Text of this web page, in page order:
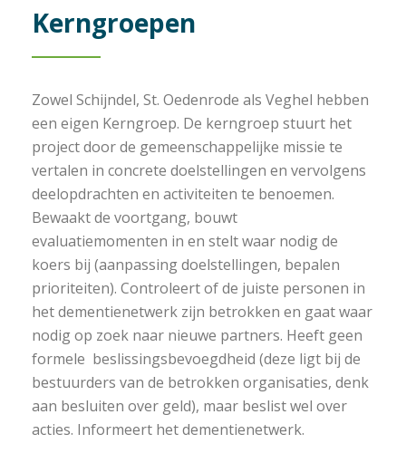
Kerngroepen
Zowel Schijndel, St. Oedenrode als Veghel hebben
een eigen Kerngroep. De kerngroep stuurt het
project door de gemeenschappelijke missie te
vertalen in concrete doelstellingen en vervolgens
deelopdrachten en activiteiten te benoemen.
Bewaakt de voortgang, bouwt
evaluatiemomenten in en stelt waar nodig de
koers bij (aanpassing doelstellingen, bepalen
prioriteiten). Controleert of de juiste personen in
het dementienetwerk zijn betrokken en gaat waar
nodig op zoek naar nieuwe partners. Heeft geen
formele beslissingsbevoegdheid (deze ligt bij de
bestuurders van de betrokken organisaties, denk
aan besluiten over geld), maar beslist wel over
acties. Informeert het dementienetwerk.